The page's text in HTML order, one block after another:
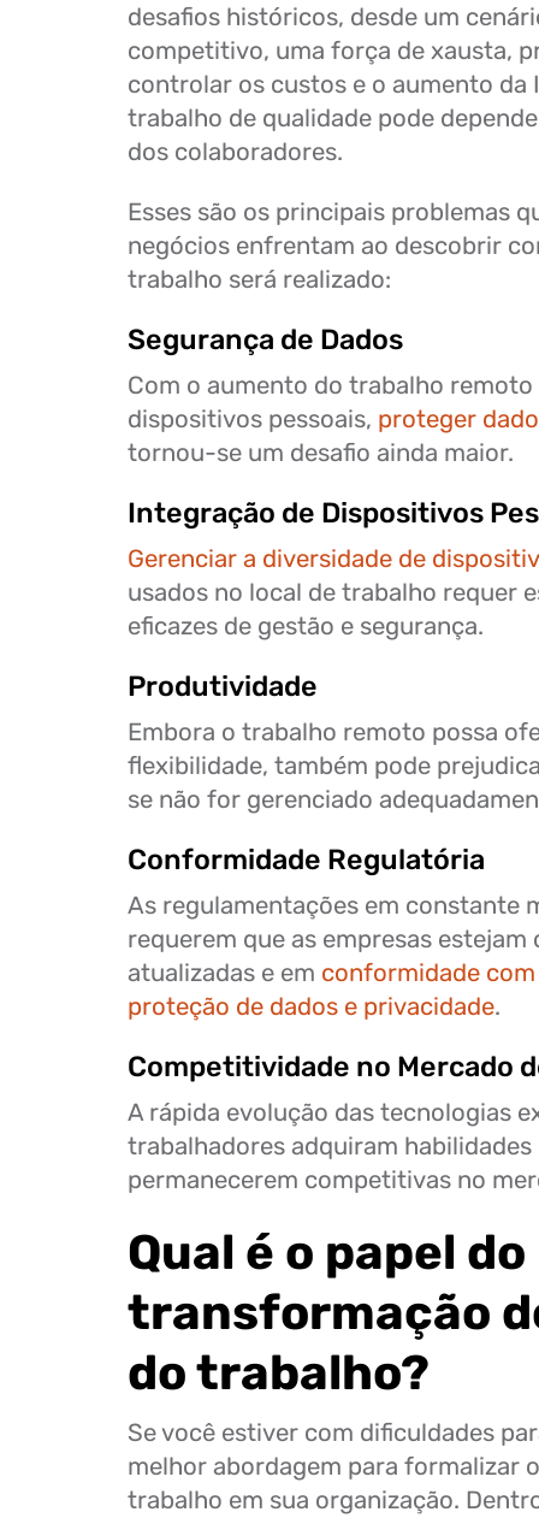
desafios históricos, desde um
competitivo, uma força de xausta,
controlar os custos e o aumento da
trabalho de qualidade pode
dos colaboradores.
Esses são os principais problemas
negócios enfrentam ao descobrir
trabalho será realizado:
Segurança de Dados
Com o aumento do trabalho remoto
dispositivos pessoais, proteger
tornou-se um desafio ainda maior.
Integração de Dispositivos
Gerenciar a diversidade de
usados no local de trabalho requer
eficazes de gestão e segurança.
Produtividade
Embora o trabalho remoto possa
flexibilidade, também pode
se não for gerenciado
Conformidade Regulatória
As regulamentações em constante
requerem que as empresas
atualizadas e em conformidade com
proteção de dados e privacidade.
Competitividade no Mercado
A rápida evolução das tecnologias
trabalhadores adquiram
permanecerem competitivas no
Qual é o papel do
transformação
do trabalho?
Se você estiver com dificuldades
melhor abordagem para formalizar
trabalho em sua organização.